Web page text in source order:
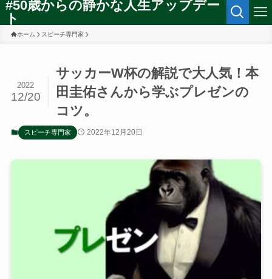
#50歳からの静かな人生アップデー
ト
ホーム スピーチ専門家
サッカーW杯の解説で大人気！本
田圭佑さんから学ぶプレゼンの
コツ。
2022
12/20
スピーチ専門家 2022年12月20日